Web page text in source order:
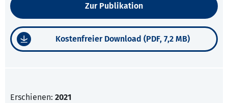
Zur Publikation
Kostenfreier Download (PDF, 7,2 MB)
Erschienen: 2021